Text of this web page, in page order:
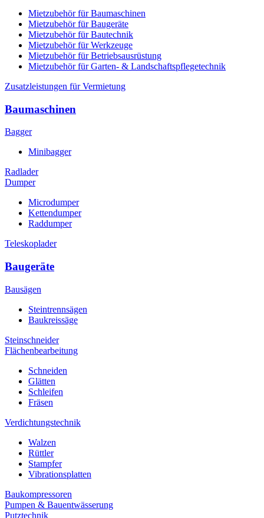
Mietzubehör für Baumaschinen
Mietzubehör für Baugeräte
Mietzubehör für Bautechnik
Mietzubehör für Werkzeuge
Mietzubehör für Betriebsausrüstung
Mietzubehör für Garten- & Landschaftspflegetechnik
Zusatzleistungen für Vermietung
Baumaschinen
Bagger
Minibagger
Radlader
Dumper
Microdumper
Kettendumper
Raddumper
Teleskoplader
Baugeräte
Bausägen
Steintrennsägen
Baukreissäge
Steinschneider
Flächenbearbeitung
Schneiden
Glätten
Schleifen
Fräsen
Verdichtungstechnik
Walzen
Rüttler
Stampfer
Vibrationsplatten
Baukompressoren
Pumpen & Bauentwässerung
Putztechnik